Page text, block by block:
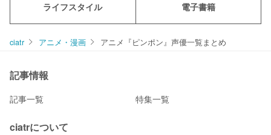
ライフスタイル 電子書籍
ciatr アニメ・漫画 アニメ『ピンポン』声優一覧まとめ
記事情報
記事一覧 特集一覧
ciatrについて